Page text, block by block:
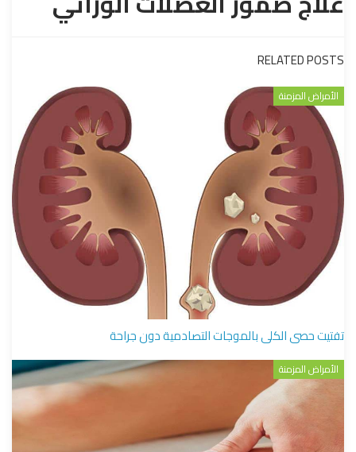
RELATED POSTS
الأمراض المزمنة
تفتيت حصى الكلى بالموجات التصادمية دون جراحة
الأمراض المزمنة